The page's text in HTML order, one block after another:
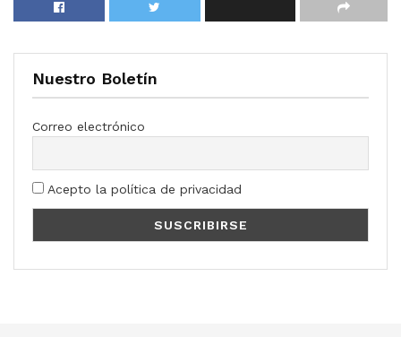
Nuestro Boletín
Correo electrónico
Acepto la política de privacidad